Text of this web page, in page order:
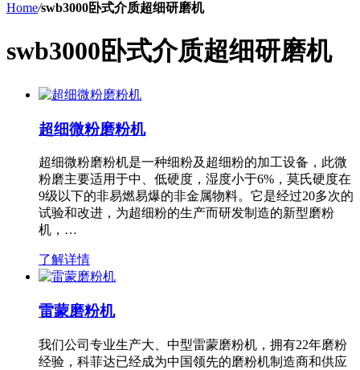
Home/swb3000卧式介质超细研磨机
swb3000卧式介质超细研磨机
超细微粉磨粉机
超细微粉磨粉机是一种细粉及超细粉的加工设备，此微
粉磨主要适用于中、低硬度，湿度小于6%，莫氏硬度在
9级以下的非易燃易爆的非金属物料。它是经过20多次的
试验和改进，为超细粉的生产而研发制造的新型磨粉
机，…
了解详情
雷蒙磨粉机
我们公司专业生产大、中型雷蒙磨粉机，拥有22年磨粉
经验，科菲达已经成为中国领先的磨粉机制造商和供应